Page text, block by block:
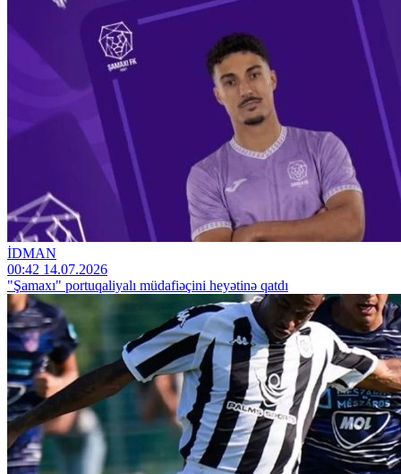
İDMAN
00:42 14.07.2026
"Şamaxı" portuqaliyalı müdafiəçini heyətinə qatdı